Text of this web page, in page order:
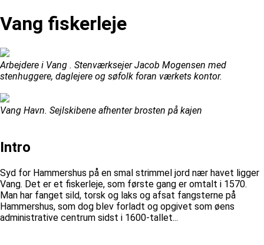
Vang fiskerleje
Arbejdere i Vang . Stenværksejer Jacob Mogensen med
stenhuggere, daglejere og søfolk foran værkets kontor.
Vang Havn. Sejlskibene afhenter brosten på kajen
Intro
Syd for Hammershus på en smal strimmel jord nær havet ligger
Vang. Det er et fiskerleje, som første gang er omtalt i 1570.
Man har fanget sild, torsk og laks og afsat fangsterne på
Hammershus, som dog blev forladt og opgivet som øens
administrative centrum sidst i 1600-tallet...